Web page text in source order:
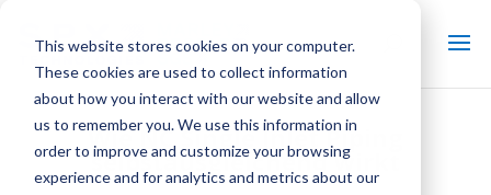
This website stores cookies on your computer.
These cookies are used to collect information
about how you interact with our website and allow
us to remember you. We use this information in
order to improve and customize your browsing
experience and for analytics and metrics about our
Wie NC Single Inlet Piping
selbstausgleichend wirkt